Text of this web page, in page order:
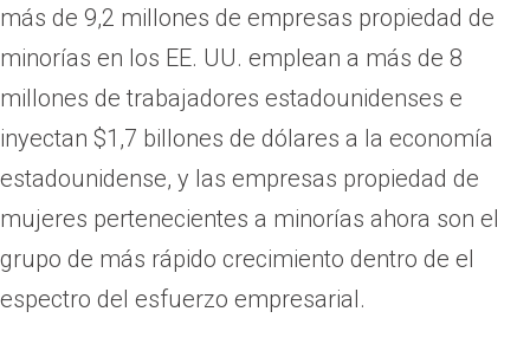
más de 9,2 millones de empresas propiedad de
minorías en los EE. UU. emplean a más de 8
millones de trabajadores estadounidenses e
inyectan $1,7 billones de dólares a la economía
estadounidense, y las empresas propiedad de
mujeres pertenecientes a minorías ahora son el
grupo de más rápido crecimiento dentro de el
espectro del esfuerzo empresarial.